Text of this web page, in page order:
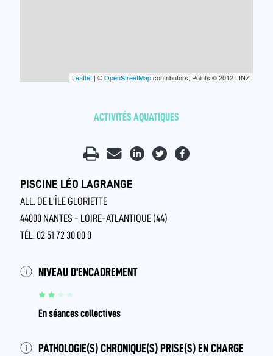
Leaflet | ©OpenStreetMapcontributors, Points © 2012 LINZ
ACTIVITÉS AQUATIQUES
PISCINE LÉO LAGRANGE
ALL. DE L'ÎLE GLORIETTE
44000 NANTES - LOIRE-ATLANTIQUE (44)
TÉL. 02 51 72 30 00 0
NIVEAU D'ENCADREMENT
En séances collectives
PATHOLOGIE(S) CHRONIQUE(S) PRISE(S) EN CHARGE